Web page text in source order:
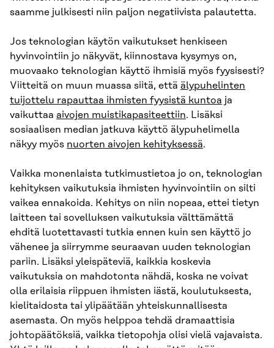
saamme julkisesti niin paljon negatiivista palautetta.
Jos teknologian käytön vaikutukset henkiseen
hyvinvointiin jo näkyvät, kiinnostava kysymys on,
muovaako teknologian käyttö ihmisiä myös fyysisesti?
Viitteitä on muun muassa siitä, että älypuhelinten
tuijottelu rapauttaa ihmisten fyysistä kuntoa ja
vaikuttaa aivojen muistikapasiteettiin. Lisäksi
sosiaalisen median jatkuva käyttö älypuhelimella
näkyy myös nuorten aivojen kehityksessä.
Vaikka monenlaista tutkimustietoa jo on, teknologian
kehityksen vaikutuksia ihmisten hyvinvointiin on silti
vaikea ennakoida. Kehitys on niin nopeaa, ettei tietyn
laitteen tai sovelluksen vaikutuksia välttämättä
ehditä luotettavasti tutkia ennen kuin sen käyttö jo
vähenee ja siirrymme seuraavan uuden teknologian
pariin. Lisäksi yleispäteviä, kaikkia koskevia
vaikutuksia on mahdotonta nähdä, koska ne voivat
olla erilaisia riippuen ihmisten iästä, koulutuksesta,
kielitaidosta tai ylipäätään yhteiskunnallisesta
asemasta. On myös helppoa tehdä dramaattisia
johtopäätöksiä, vaikka tietopohja olisi vielä vajavaista.